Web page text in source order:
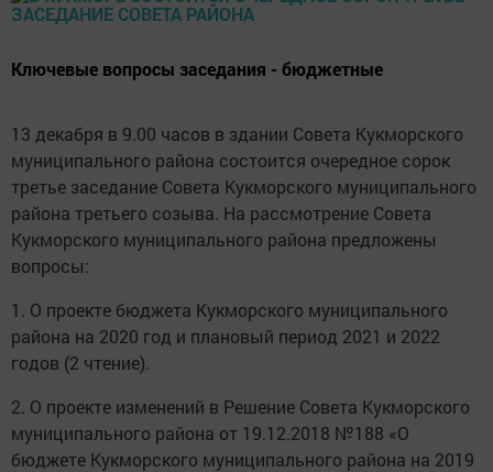
Ключевые вопросы заседания - бюджетные
13 декабря в 9.00 часов в здании Совета Кукморского
муниципального района состоится очередное сорок
третье заседание Совета Кукморского муниципального
района третьего созыва. На рассмотрение Совета
Кукморского муниципального района предложены
вопросы:
1. О проекте бюджета Кукморского муниципального
района на 2020 год и плановый период 2021 и 2022
годов (2 чтение).
2. О проекте изменений в Решение Совета Кукморского
муниципального района от 19.12.2018 №188 «О
бюджете Кукморского муниципального района на 2019